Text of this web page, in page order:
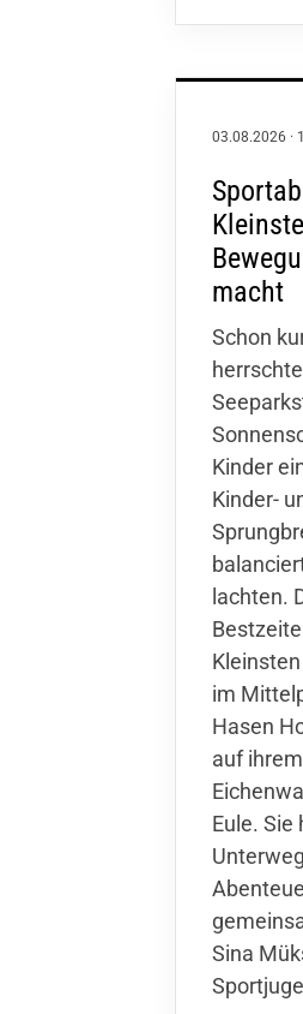
03.08.2026 ·
macht
Schon
Kinder
Kinder-
lachten.
im
Hasen
auf
Eule. Sie
Sina